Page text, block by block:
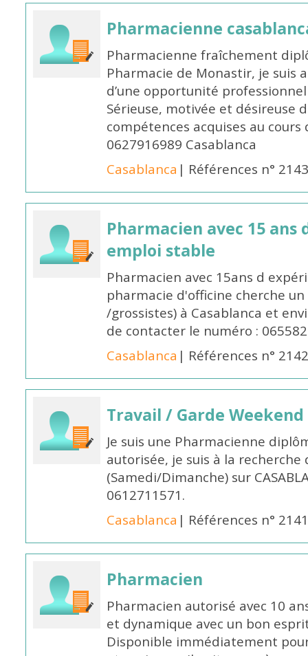
Pharmacienne
Pharmacienne fraîchement
Pharmacie de Monastir, je suis
d’une opportunité
Sérieuse, motivée et désireuse
compétences acquises au
0627916989 Casablanca
Casablanca | Références n°
Pharmacien avec 15
emploi stable
Pharmacien avec 15ans d
pharmacie d'officine cherche
/grossistes) à Casablanca et
de contacter le numéro :
Casablanca | Références n°
Travail / Garde Weekend
Je suis une Pharmacienne
autorisée, je suis à la
(Samedi/Dimanche) sur
0612711571.
Casablanca | Références n°
Pharmacien
Pharmacien autorisé avec 10
et dynamique avec un bon
Disponible immédiatement